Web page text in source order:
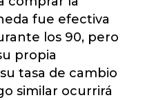
fue efectiva
los 90, pero
propia
tasa de cambio
similar ocurrirá